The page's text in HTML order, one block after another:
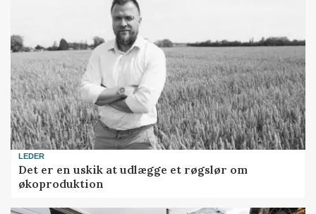
LEDER
Det er en uskik at udlægge et røgslør om
økoproduktion